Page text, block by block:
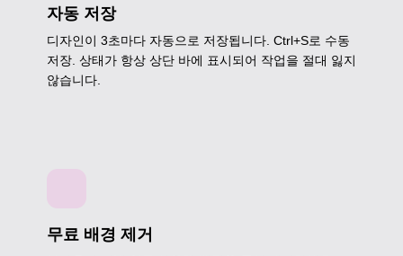
자동 저장
디자인이 3초마다 자동으로 저장됩니다. Ctrl+S로 수동
저장. 상태가 항상 상단 바에 표시되어 작업을 절대 잃지
않습니다.
무료 배경 제거